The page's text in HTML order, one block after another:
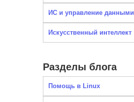
ИС и управление данными
Искусственный интеллект
Разделы блога
Помощь в Linux